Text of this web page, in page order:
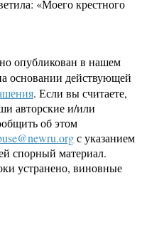
«Моего крестного
опубликован в нашем
основании действующей
. Если вы считаете,
авторские и/или
об этом
с указанием
спорный материал.
устранено, виновные